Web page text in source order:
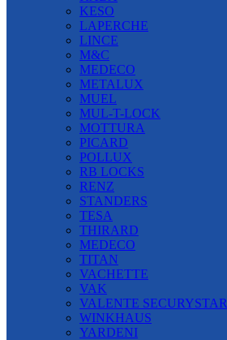
KESO
LAPERCHE
LINCE
M&C
MEDECO
METALUX
MUEL
MUL-T-LOCK
MOTTURA
PICARD
POLLUX
RB LOCKS
RENZ
STANDERS
TESA
THIRARD
MEDECO
TITAN
VACHETTE
VAK
VALENTE SECURYSTAR
WINKHAUS
YARDENI